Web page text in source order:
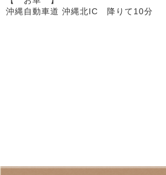
沖縄自動車道 沖縄北IC 降りて10分